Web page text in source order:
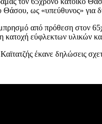
ως «υπεύθυνος» για
από πρόθεση
εύφλεκτων υλικών
έκανε δηλώσεις